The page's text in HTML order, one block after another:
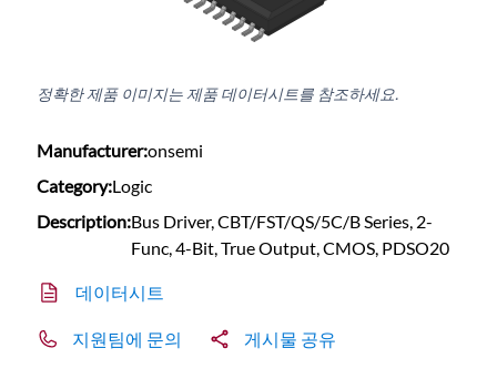
정확한 제품 이미지는 제품 데이터시트를 참조하세요.
Manufacturer:onsemi
Category:Logic
Description:Bus Driver, CBT/FST/QS/5C/B Series, 2-
Func, 4-Bit, True Output, CMOS, PDSO20
데이터시트
지원팀에 문의 게시물 공유